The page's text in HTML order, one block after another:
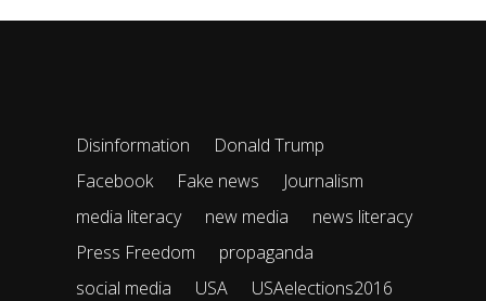
Disinformation
Donald Trump
Facebook
Fake news
Journalism
media literacy
new media
news literacy
Press Freedom
propaganda
social media
USA
USAelections2016